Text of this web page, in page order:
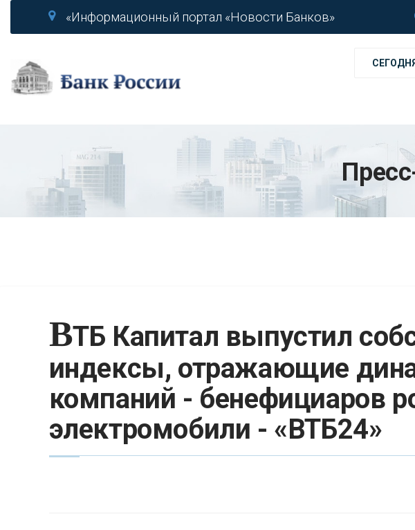
«Информационный портал «Новости Банков»
СЕГОДНЯ
ВТБ Капитал выпустил
индексы, отражающие
компаний - бенефициаров
электромобили - «ВТБ24»